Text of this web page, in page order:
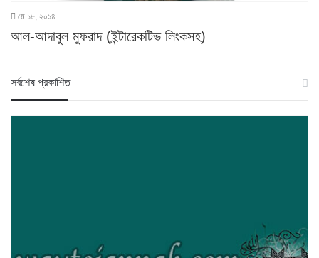
মে ১৮, ২০১৪
আল-আদাবুল মুফরাদ (ইন্টারেকটিভ লিংকসহ)
স‍র্বশেষ প্রকাশিত